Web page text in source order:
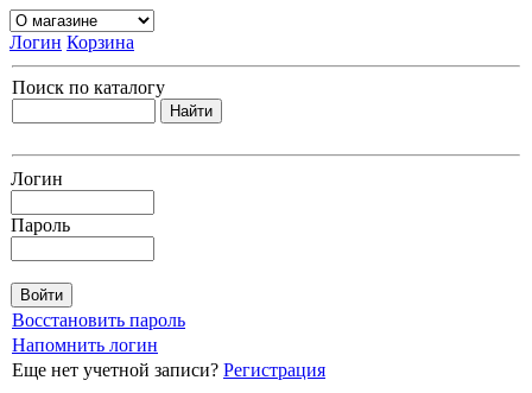
Логин Корзина
Поиск по каталогу
Логин
Пароль
Восстановить пароль
Напомнить логин
Еще нет учетной записи? Регистрация